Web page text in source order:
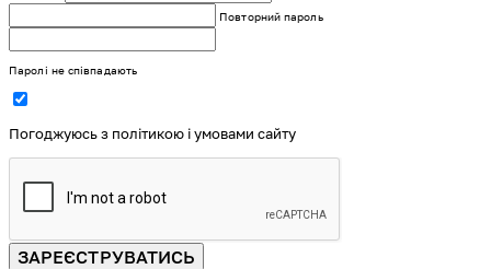
Повторний пароль
Паролі не співпадають
Погоджуюсь з політикою і умовами сайту
ЗАРЕЄСТРУВАТИСЬ